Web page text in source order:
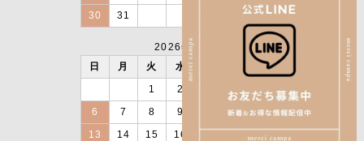
30
31
2026年9月
日
月 火 水
土
1
2 4
5
6
7 8 9 11
12
13
14 15 16 19